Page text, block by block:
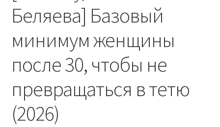
Беляева] Базовый
минимум женщины
после 30, чтобы не
превращаться в тетю
(2026)